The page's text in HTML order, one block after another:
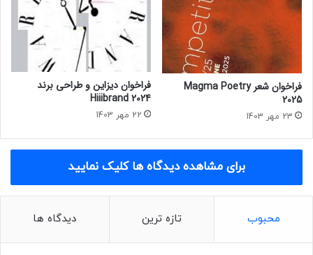
d
فراخوان شعر Magma Poetry
2025
23 مهر 1403
فراخوان دیزاین و طراحی برند
Hiiibrand 2024
22 مهر 1403
برای مشاهده دیدگاه ها کلیک نمایید
محبوب تازه ترین دیدگاه ها